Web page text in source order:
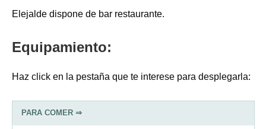
Elejalde dispone de bar restaurante.
Equipamiento:
Haz click en la pestaña que te interese para desplegarla:
PARA COMER ⇒